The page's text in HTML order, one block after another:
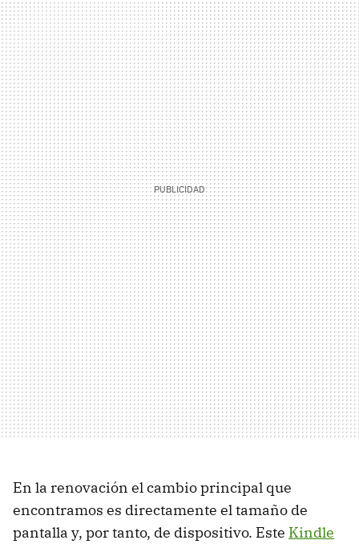
En la renovación el cambio principal que
encontramos es directamente el tamaño de
pantalla y, por tanto, de dispositivo. Este Kindle